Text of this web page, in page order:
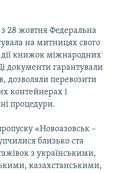
28 жовтня Федеральна
на митницях свого
дії книжок міжнародних
документи гарантували
дозволяли перевозити
контейнерах і
процедури.
«Новоазовськ –
близько ста
з українськими,
казахстанськими,